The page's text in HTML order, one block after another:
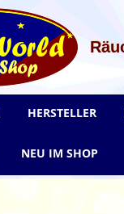
HERSTELLER
NEU IM SHOP